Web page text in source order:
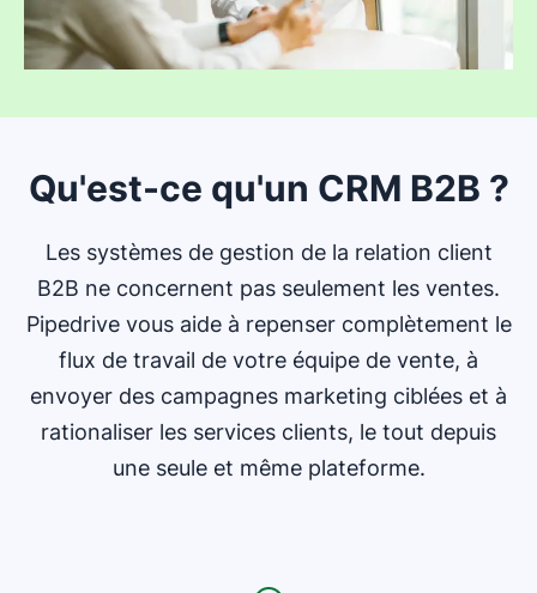
Qu'est-ce qu'un CRM B2B ?
Les systèmes de gestion de la relation client
B2B ne concernent pas seulement les ventes.
Pipedrive vous aide à repenser complètement le
flux de travail de votre équipe de vente, à
envoyer des campagnes marketing ciblées et à
rationaliser les services clients, le tout depuis
une seule et même plateforme.